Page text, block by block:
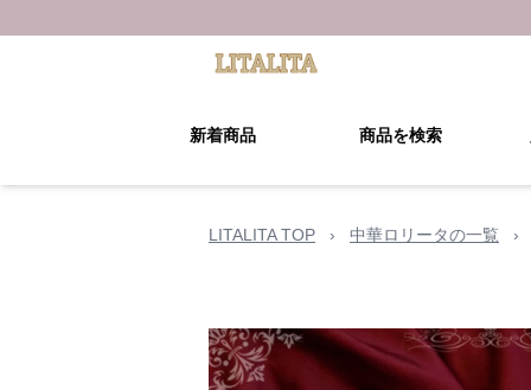
新着商品 商品を検索
LITALITA TOP › 中華ロリータの一覧 ›